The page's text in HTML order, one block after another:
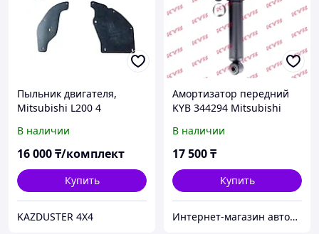
Пыльник двигателя,
Mitsubishi L200 4
Pajero Sport 2, Montero
sport 2
В наличии
16 000₸/комплект
Купить
KAZDUSTER 4X4
Амортизатор передний
KYB 344294 Mitsubishi
В наличии
17 500₸
Купить
Интернет-магазин автозапчастей Parts-shop.kz